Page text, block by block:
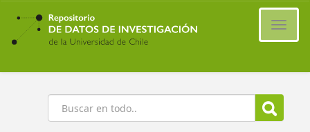
Ir
contenido
principal
Buscar